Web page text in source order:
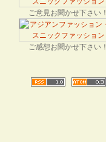
ご意見お聞かせ下さい！
ご感想お聞かせ下さい！